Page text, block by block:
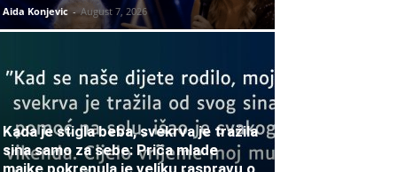
Aida Konjevic - August 7, 2026
Kada je stigla beba, svekrva je tražila
sina samo za sebe: Priča mlade